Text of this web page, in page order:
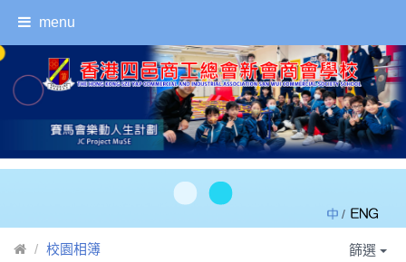
menu
/
校園相簿 篩選